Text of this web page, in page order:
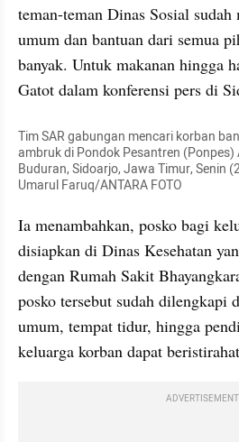
teman-teman Dinas Sosial sudah
umum dan bantuan dari semua
banyak. Untuk makanan hingga
Gatot dalam konferensi pers di
Tim SAR gabungan mencari korban
ambruk di Pondok Pesantren
Buduran, Sidoarjo, Jawa Timur, Senin
Umarul Faruq/ANTARA FOTO
Ia menambahkan, posko bagi
disiapkan di Dinas Kesehatan
dengan Rumah Sakit
posko tersebut sudah dilengkapi
umum, tempat tidur, hingga
keluarga korban dapat
ADVERTISEMENT